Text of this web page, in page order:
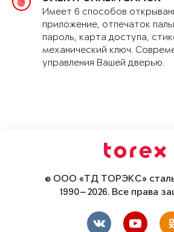
Имеет 6 способов
приложение, отпечаток
пароль, карта доступа,
механический ключ.
управления Вашей дверью.
© ООО «ТД ТОРЭКС»
1990—2026. Все права